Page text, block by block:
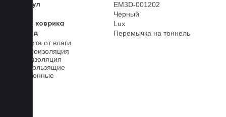
Артикул EM3D-001202
Черный
Класс коврика Lux
2-й ряд
Перемычка на тоннель
Защита от влаги
Шумоизоляция
Теплоизоляция
Антискользящие
Всесезонные